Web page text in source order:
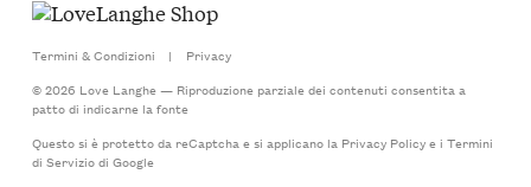
Termini & Condizioni |
Privacy
© 2026 Love Langhe — Riproduzione parziale dei contenuti consentita a
patto di indicarne la fonte
Questo si è protetto da reCaptcha e si applicano la Privacy Policye i Termini
di Serviziodi Google